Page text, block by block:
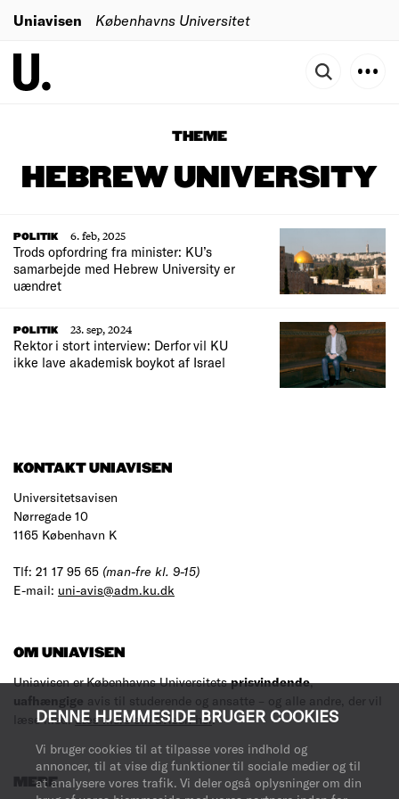
DENNE HJEMMESIDE BRUGER COOKIES
Vi bruger cookies til at tilpasse vores indhold og
annoncer, til at vise dig funktioner til sociale medier og til
at analysere vores trafik. Vi deler også oplysninger om din
Uniavisen Københavns Universitet
THEME
HEBREW UNIVERSITY
POLITIK
6. feb, 2025
Trods opfordring fra minister: KU’s
samarbejde med Hebrew University er
uændret
POLITIK
23. sep, 2024
Rektor i stort interview: Derfor vil KU
ikke lave akademisk boykot af Israel
KONTAKT UNIAVISEN
Universitetsavisen
Nørregade 10
1165 København K
Tlf: 21 17 95 65 (man-fre kl. 9-15)
E-mail: uni-avis@adm.ku.dk
OM UNIAVISEN
Uniavisen er Københavns Universitetsprisvindende,
uafhængige avis til studerende og ansatte – og alle andre, der vil
læse med.Læs mere om avisen her.
MERE